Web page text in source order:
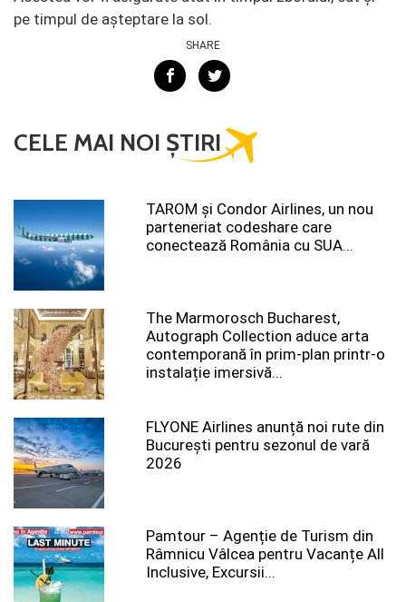
pe timpul de așteptare la sol.
SHARE
CELE MAI NOI ȘTIRI
TAROM şi Condor Airlines, un nou
parteneriat codeshare care
conectează România cu SUA...
The Marmorosch Bucharest,
Autograph Collection aduce arta
contemporană în prim-plan printr-o
instalație imersivă...
FLYONE Airlines anunță noi rute din
București pentru sezonul de vară
2026
Pamtour – Agenție de Turism din
Râmnicu Vâlcea pentru Vacanțe All
Inclusive, Excursii...